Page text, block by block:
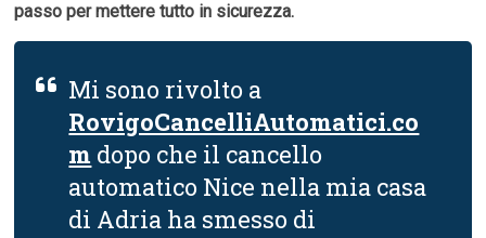
passo per mettere tutto in sicurezza.
Mi sono rivolto a
RovigoCancelliAutomatici.co
m dopo che il cancello
automatico Nice nella mia casa
di Adria ha smesso di